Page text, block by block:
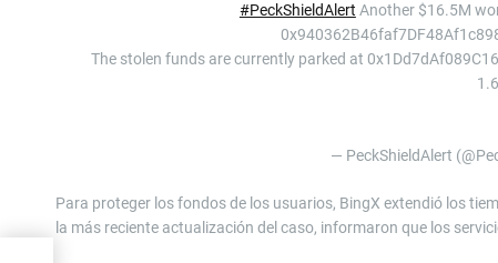
#PeckShieldAlert Another $16.5M
The stolen funds are currently parked at
— PeckShieldAlert
Para proteger los fondos de los usuarios, BingX extendió los
la más reciente actualización del caso, informaron que los